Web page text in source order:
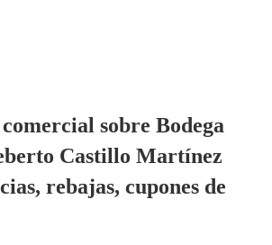
sobre Bodega
Castillo Martínez
rebajas, cupones de